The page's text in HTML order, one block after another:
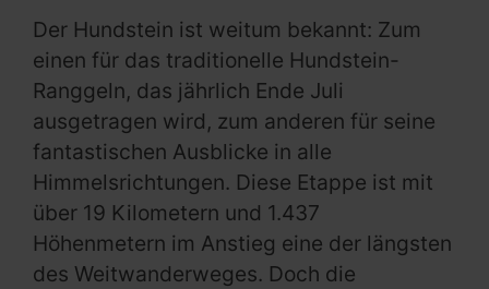
Der Hundstein ist weitum bekannt: Zum
einen für das traditionelle Hundstein-
Ranggeln, das jährlich Ende Juli
ausgetragen wird, zum anderen für seine
fantastischen Ausblicke in alle
Himmelsrichtungen. Diese Etappe ist mit
über 19 Kilometern und 1.437
Höhenmetern im Anstieg eine der längsten
des Weitwanderweges. Doch die